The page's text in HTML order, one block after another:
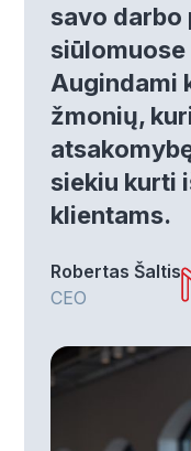
savo darbo
Augindami
žmonių,
siekiu kurti
klientams.
Robertas Šaltis
CEO